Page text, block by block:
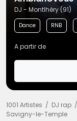
DJ - Montlhéry (91)
Dance RNB
A partir de
1001 Artistes DJ rap
Savigny-le-Temple